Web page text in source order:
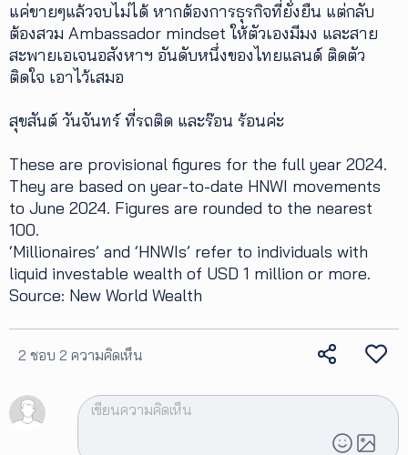
แค่ขายๆแล้วจบไม่ได้ หากต้องการธุรกิจที่ยั่งยืน แต่กลับ
ต้องสวม Ambassador mindset ให้ตัวเองมีมง และสาย
สะพายเอเจนอสังหาฯ อันดับหนึ่งของไทยแลนด์ ติดตัว
ติดใจ เอาไว้เสมอ
สุขสันต์ วันจันทร์ ที่รถติด และร๊อน ร้อนค่ะ
These are provisional figures for the full year 2024.
They are based on year-to-date HNWI movements
to June 2024. Figures are rounded to the nearest
100.
‘Millionaires’ and ‘HNWIs’ refer to individuals with
liquid investable wealth of USD 1 million or more.
Source: New World Wealth
2 ชอบ 2 ความคิดเห็น